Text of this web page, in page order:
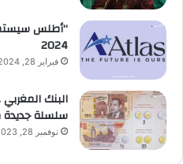
“أطلس
2024
فبراير 28, 2024
البنك
سلسلة جديدة
نوفمبر 28, 2023